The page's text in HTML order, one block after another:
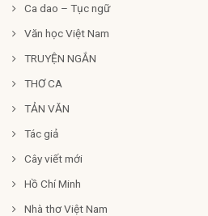
Ca dao – Tục ngữ
Văn học Việt Nam
TRUYỆN NGẮN
THƠ CA
TẢN VĂN
Tác giả
Cây viết mới
Hồ Chí Minh
Nhà thơ Việt Nam